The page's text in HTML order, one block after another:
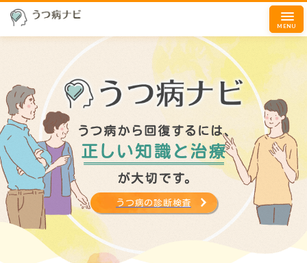
MENU
うつ病の診断検査